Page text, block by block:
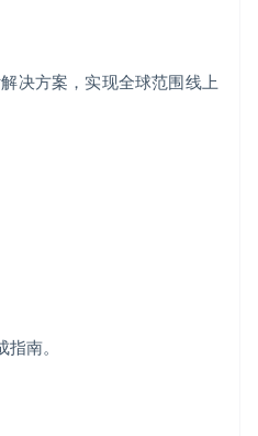
决方案，实现全球范围线上
南。